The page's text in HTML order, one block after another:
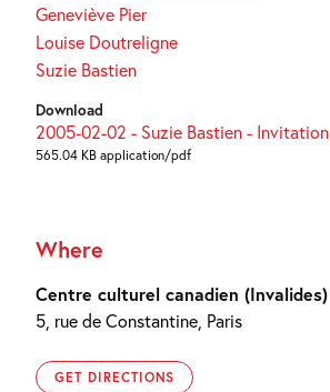
Geneviève Pier
Louise Doutreligne
Suzie Bastien
Download
2005-02-02 - Suzie Bastien - Invitation
565.04 KB application/pdf
Where
Centre culturel canadien (Invalides)
5, rue de Constantine, Paris
GET DIRECTIONS